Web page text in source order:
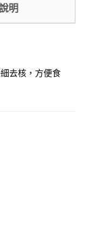
明
去核，方便食